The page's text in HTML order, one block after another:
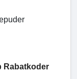
Rabatkoder